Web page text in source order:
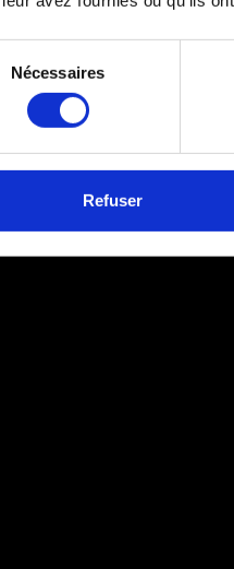
Nécessaires
Refuser